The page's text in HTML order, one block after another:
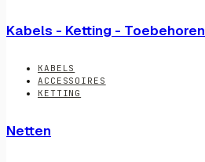
Kabels - Ketting - Toebehoren
KABELS
ACCESSOIRES
KETTING
Netten